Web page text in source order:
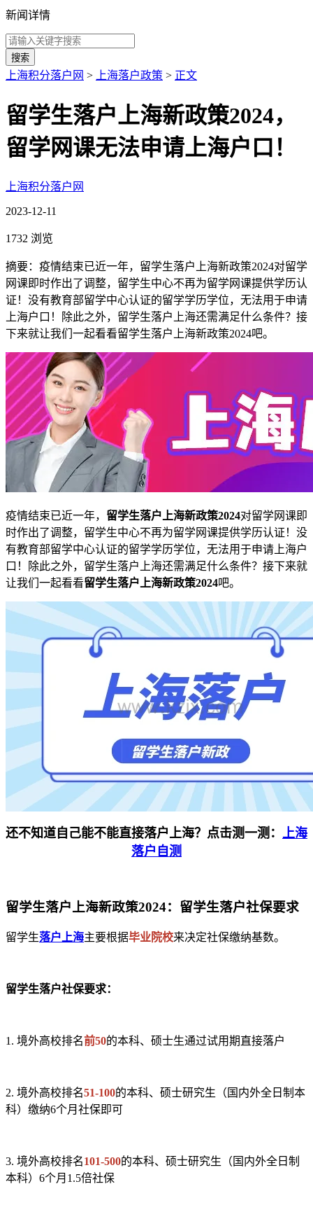
新闻详情
搜索
上海积分落户网 > 上海落户政策 > 正文
留学生落户上海新政策2024，
留学网课无法申请上海户口！
上海积分落户网
2023-12-11
1732 浏览
摘要：疫情结束已近一年，留学生落户上海新政策2024对留学
网课即时作出了调整，留学生中心不再为留学网课提供学历认
证！没有教育部留学中心认证的留学学历学位，无法用于申请
上海户口！除此之外，留学生落户上海还需满足什么条件？接
下来就让我们一起看看留学生落户上海新政策2024吧。
疫情结束已近一年， 留学生落户上海新政策2024对留学网课即
时作出了调整，留学生中心不再为留学网课提供学历认证！没
有教育部留学中心认证的留学学历学位，无法用于申请上海户
口！除此之外，留学生落户上海还需满足什么条件？接下来就
让我们一起看看留学生落户上海新政策2024吧。
还不知道自己能不能直接落户上海？点击测一测：
上海
落户自测
留学生落户上海新政策2024：留学生落户社保要求
留学生落户上海主要根据毕业院校来决定社保缴纳基数。
留学生落户社保要求：
1. 境外高校排名前50的本科、硕士生通过试用期直接落户
2. 境外高校排名51-100的本科、硕士研究生（国内外全日制本
科）缴纳6个月社保即可
3. 境外高校排名101-500的本科、硕士研究生（国内外全日制
本科）6个月1.5倍社保